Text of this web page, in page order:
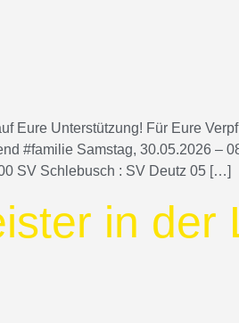
Eure Unterstützung! Für Eure
#familie Samstag, 30.05.2026 –
SV Schlebusch : SV Deutz 05 […]
in der